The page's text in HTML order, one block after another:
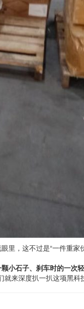
，这不过是“一件重家
小石子、刹车时的一次
就来深度扒一扒这项黑科